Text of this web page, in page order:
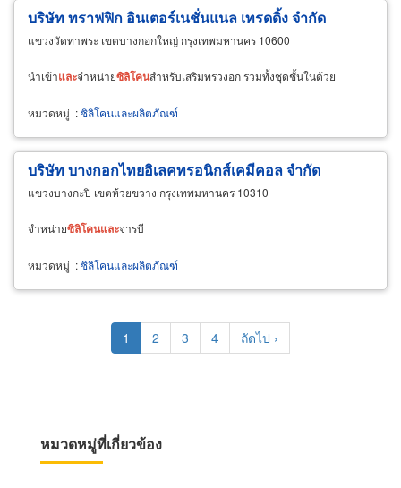
บริษัท ทราฟฟิก อินเตอร์เนชั่นแนล เทรดดิ้ง จำกัด
แขวงวัดท่าพระ เขตบางกอกใหญ่ กรุงเทพมหานคร 10600
นำเข้าและจำหน่ายซิลิโคนสำหรับเสริมทรวงอก รวมทั้งชุดชั้นในด้วย
หมวดหมู่ :ซิลิโคนและผลิตภัณฑ์
บริษัท บางกอกไทยอิเลคทรอนิกส์เคมีคอล จำกัด
แขวงบางกะปิ เขตห้วยขวาง กรุงเทพมหานคร 10310
จำหน่ายซิลิโคนและจารบี
หมวดหมู่ :ซิลิโคนและผลิตภัณฑ์
Current
page
1 Page
2 Page
3 Page
4
Next
page
ถัดไป ›
หมวดหมู่ที่เกี่ยวข้อง